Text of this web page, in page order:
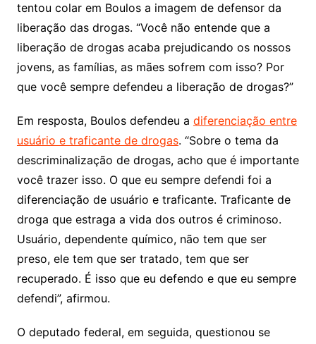
tentou colar em Boulos a imagem de defensor da
liberação das drogas. “Você não entende que a
liberação de drogas acaba prejudicando os nossos
jovens, as famílias, as mães sofrem com isso? Por
que você sempre defendeu a liberação de drogas?”
Em resposta, Boulos defendeu a diferenciação entre
usuário e traficante de drogas. “Sobre o tema da
descriminalização de drogas, acho que é importante
você trazer isso. O que eu sempre defendi foi a
diferenciação de usuário e traficante. Traficante de
droga que estraga a vida dos outros é criminoso.
Usuário, dependente químico, não tem que ser
preso, ele tem que ser tratado, tem que ser
recuperado. É isso que eu defendo e que eu sempre
defendi”, afirmou.
O deputado federal, em seguida, questionou se